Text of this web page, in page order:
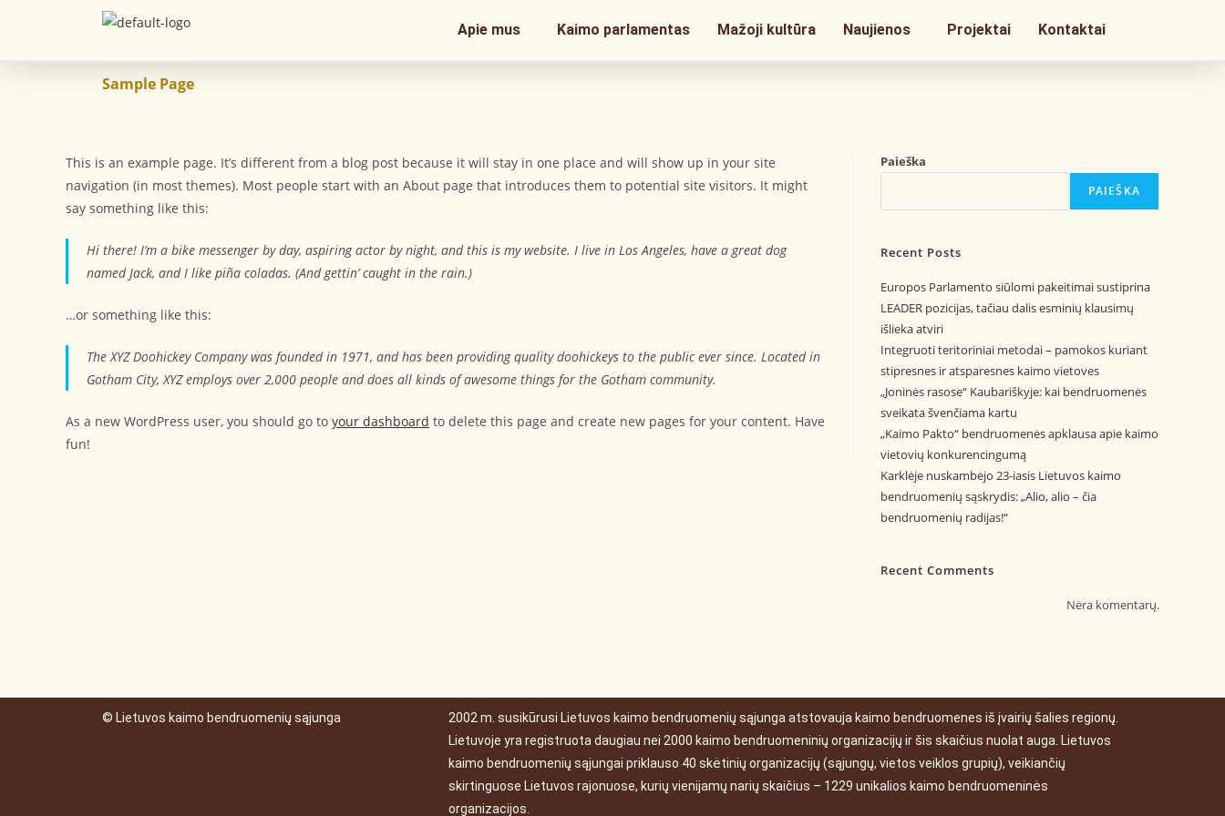
Apie mus Kaimo parlamentas Mažoji kultūra Naujienos Projektai Kontaktai
Sample Page
This is an example page. It’s different from a blog post because it will stay in one place and will show up in your site
navigation (in most themes). Most people start with an About page that introduces them to potential site visitors. It might
say something like this:
Hi there! I’m a bike messenger by day, aspiring actor by night, and this is my website. I live in Los Angeles, have a great dog
named Jack, and I like piña coladas. (And gettin’ caught in the rain.)
…or something like this:
The XYZ Doohickey Company was founded in 1971, and has been providing quality doohickeys to the public ever since. Located in
Gotham City, XYZ employs over 2,000 people and does all kinds of awesome things for the Gotham community.
As a new WordPress user, you should go to your dashboard to delete this page and create new pages for your content. Have
fun!
Paieška
PAIEŠKA
Recent Posts
Europos Parlamento siūlomi pakeitimai sustiprina
LEADER pozicijas, tačiau dalis esminių klausimų
išlieka atviri
Integruoti teritoriniai metodai – pamokos kuriant
stipresnes ir atsparesnes kaimo vietoves
„Joninės rasose“ Kaubariškyje: kai bendruomenės
sveikata švenčiama kartu
„Kaimo Pakto“ bendruomenės apklausa apie kaimo
vietovių konkurencingumą
Karklėje nuskambėjo 23-iasis Lietuvos kaimo
bendruomenių sąskrydis: „Alio, alio – čia
bendruomenių radijas!“
Recent Comments
Nėra komentarų.
© Lietuvos kaimo bendruomenių sąjunga
2002 m. susikūrusi Lietuvos kaimo bendruomenių sąjunga atstovauja kaimo bendruomenes iš įvairių šalies regionų.
Lietuvoje yra registruota daugiau nei 2000 kaimo bendruomeninių organizacijų ir šis skaičius nuolat auga. Lietuvos
kaimo bendruomenių sąjungai priklauso 40 skėtinių organizacijų (sąjungų, vietos veiklos grupių), veikiančių
skirtinguose Lietuvos rajonuose, kurių vienijamų narių skaičius – 1229 unikalios kaimo bendruomeninės
organizacijos.